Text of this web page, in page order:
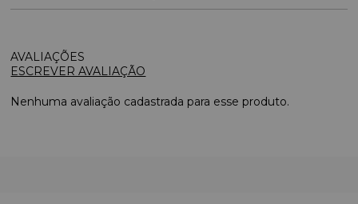
ESCREVER AVALIAÇÃO
Nenhuma avaliação cadastrada para esse produto.